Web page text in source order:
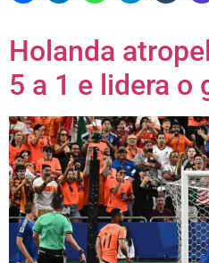
Holanda
5 a 1 e lidera o